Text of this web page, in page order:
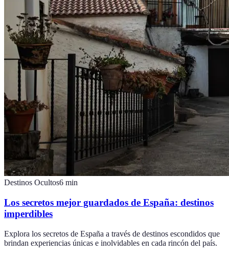
Destinos Ocultos6 min
Los secretos mejor guardados de España: destinos
imperdibles
Explora los secretos de España a través de destinos escondidos que
brindan experiencias únicas e inolvidables en cada rincón del país.